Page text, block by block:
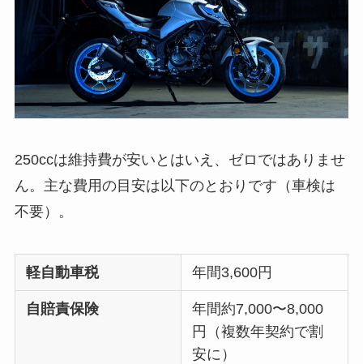
250ccは維持費が安いとはいえ、ゼロではありませ
ん。主な費用の目安は以下のとおりです（車検は
不要）。
軽自動車税 年間3,600円
自賠責保険
年間約7,000〜8,000
円（複数年契約で割
安に）